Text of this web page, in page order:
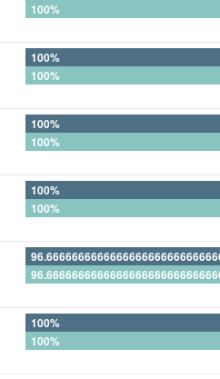
100%
100%
100%
100%
100%
100%
100%
100%
100%